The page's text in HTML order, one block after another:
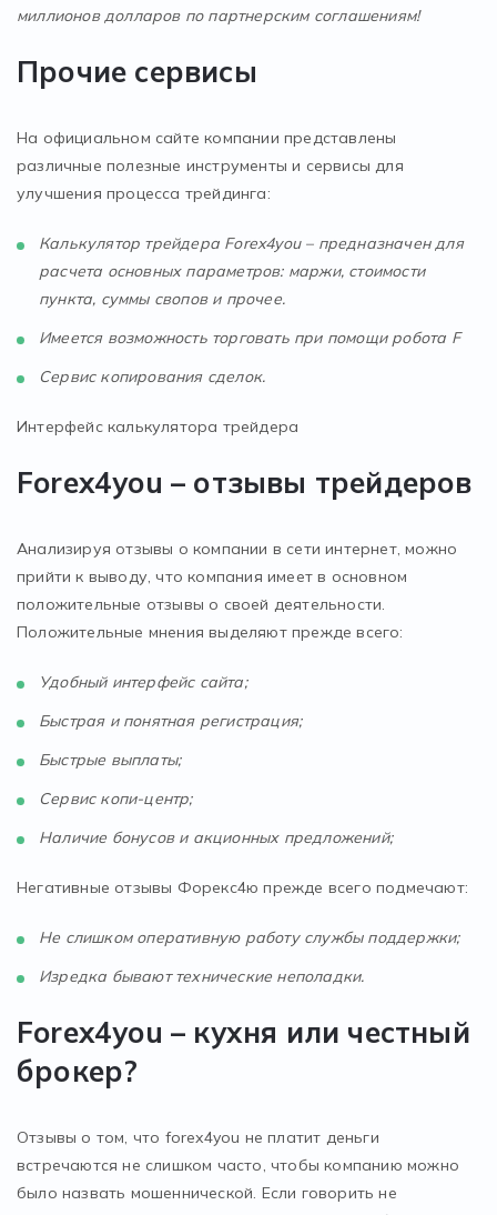
миллионов долларов по партнерским соглашениям!
Прочие сервисы
На официальном сайте компании представлены
различные полезные инструменты и сервисы для
улучшения процесса трейдинга:
Калькулятор трейдера Forex4you – предназначен для
расчета основных параметров: маржи, стоимости
пункта, суммы свопов и прочее.
Имеется возможность торговать при помощи робота F
Сервис копирования сделок.
Интерфейс калькулятора трейдера
Forex4you – отзывы трейдеров
Анализируя отзывы о компании в сети интернет, можно
прийти к выводу, что компания имеет в основном
положительные отзывы о своей деятельности.
Положительные мнения выделяют прежде всего:
Удобный интерфейс сайта;
Быстрая и понятная регистрация;
Быстрые выплаты;
Сервис копи-центр;
Наличие бонусов и акционных предложений;
Негативные отзывы Форекс4ю прежде всего подмечают:
Не слишком оперативную работу службы поддержки;
Изредка бывают технические неполадки.
Forex4you – кухня или честный
брокер?
Отзывы о том, что forex4you не платит деньги
встречаются не слишком часто, чтобы компанию можно
было назвать мошеннической. Если говорить не